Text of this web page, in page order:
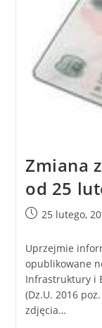
Zmiana
od 25
25 lutego,
Uprzejmie
opublikowane
Infrastruktury i
(Dz.U. 2016
zdjęcia…